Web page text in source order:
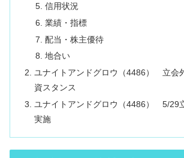
信用状況
業績・指標
配当・株主優待
地合い
ユナイトアンドグロウ（4486） 立
資スタンス
ユナイトアンドグロウ（4486） 5/29
実施